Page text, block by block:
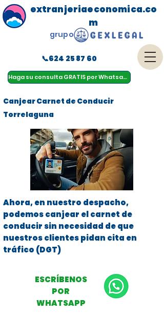
Haga su consulta GRATIS por Whatsapp
menu
extranjeriaeconomica.co
m
📞624 25 87 60
grupo
Canjear Carnet de Conducir
Torrelaguna
Ahora, en nuestro despacho,
podemos canjear el carnet de
conducir sin necesidad de que
nuestros clientes pidan cita en
tráfico (DGT)
ESCRÍBENOS
POR
WHATSAPP